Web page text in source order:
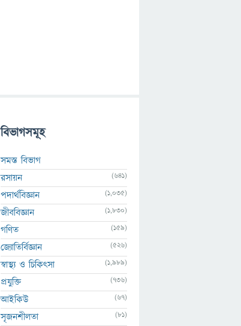
বিভাগসমূহ
সমস্ত বিভাগ
রসায়ন
(641)
পদার্থবিজ্ঞান (1,035)
জীববিজ্ঞান (1,830)
গণিত (159)
জ্যোতির্বিজ্ঞান (526)
স্বাস্থ্য ও চিকিৎসা (1,989)
প্রযুক্তি (736)
আইকিউ (67)
সৃজনশীলতা (81)